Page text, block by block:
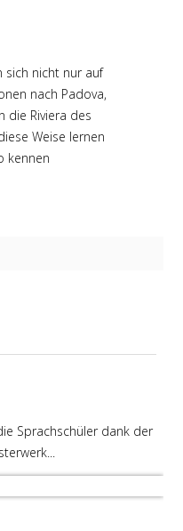
sich nicht nur auf
nach Padova,
die Riviera des
Weise lernen
kennen
Sprachschüler dank der